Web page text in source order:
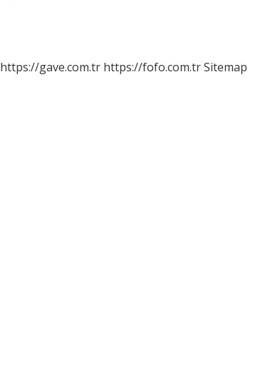
https://gave.com.tr https://fofo.com.trSitemap